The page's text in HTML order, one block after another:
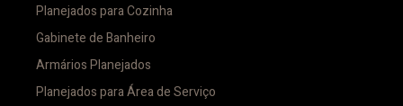
Planejados para Cozinha
Gabinete de Banheiro
Armários Planejados
Planejados para Área de Serviço